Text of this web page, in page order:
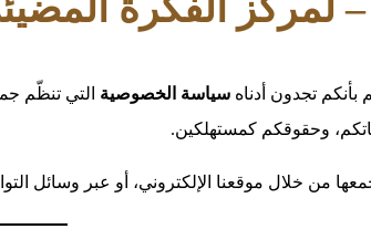
الفكرة
بأنكم تجدون أدناه سياسة الخصوصية التي تنظّم
وحقوقكم كمستهلكين.
من خلال موقعنا الإلكتروني، أو عبر وسائل